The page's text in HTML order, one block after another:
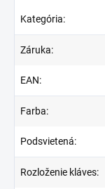
Kategória:
Záruka:
EAN:
Farba:
Podsvietená:
Rozloženie kláves: